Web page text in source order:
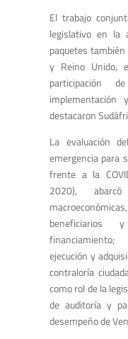
El trabajo
legislativo en la
paquetes
y Reino Unido,
participación
destacaron
La evaluación
emergencia para
frente a la
2020),
beneficiarios
financiamiento;
ejecución y
contraloría
como rol de la
de auditoría y
desempeño de